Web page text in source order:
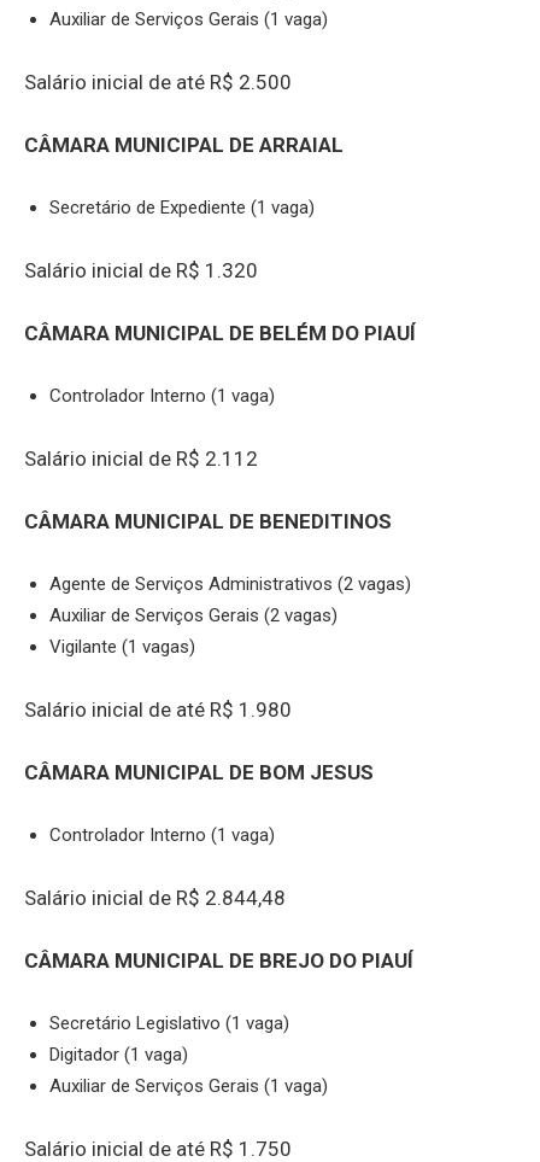
Auxiliar de Serviços Gerais (1 vaga)
Salário inicial de até R$ 2.500
CÂMARA MUNICIPAL DE ARRAIAL
Secretário de Expediente (1 vaga)
Salário inicial de R$ 1.320
CÂMARA MUNICIPAL DE BELÉM DO PIAUÍ
Controlador Interno (1 vaga)
Salário inicial de R$ 2.112
CÂMARA MUNICIPAL DE BENEDITINOS
Agente de Serviços Administrativos (2 vagas)
Auxiliar de Serviços Gerais (2 vagas)
Vigilante (1 vagas)
Salário inicial de até R$ 1.980
CÂMARA MUNICIPAL DE BOM JESUS
Controlador Interno (1 vaga)
Salário inicial de R$ 2.844,48
CÂMARA MUNICIPAL DE BREJO DO PIAUÍ
Secretário Legislativo (1 vaga)
Digitador (1 vaga)
Auxiliar de Serviços Gerais (1 vaga)
Salário inicial de até R$ 1.750